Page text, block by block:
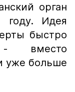
орган
году. Идея
быстро
- вместо
уже больше